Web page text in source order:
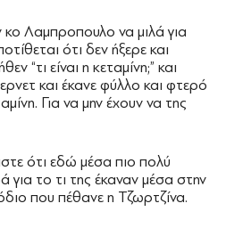
κο Λαμπροπουλο να μιλά για
ότι δεν ήξερε και
“τι είναι η κεταμίνη;” και
και έκανε φύλλο και φτερό
Για να μην έχουν να της
ότι εδώ μέσα πιο πολύ
για το τι της έκαναν μέσα στην
που πέθανε η Τζωρτζίνα.